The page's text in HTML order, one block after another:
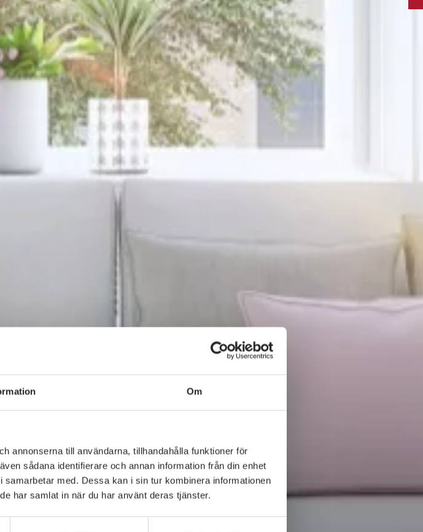
Om
annonserna till användarna, tillhandahålla funktioner för
sådana identifierare och annan information från din enhet
med. Dessa kan i sin tur kombinera informationen
har samlat in när du har använt deras tjänster.